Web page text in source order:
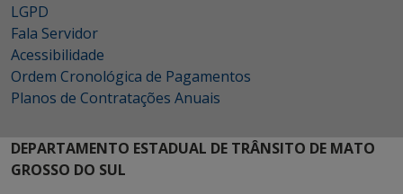
LGPD
Fala Servidor
Acessibilidade
Ordem Cronológica de Pagamentos
Planos de Contratações Anuais
DEPARTAMENTO ESTADUAL DE TRÂNSITO DE MATO
GROSSO DO SUL